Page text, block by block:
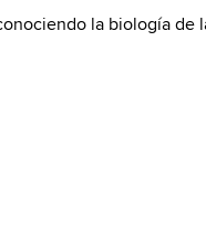
la biología de